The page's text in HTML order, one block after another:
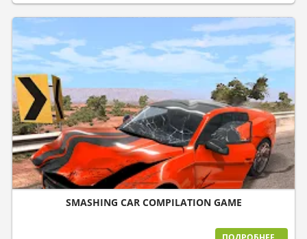
SMASHING CAR COMPILATION GAME